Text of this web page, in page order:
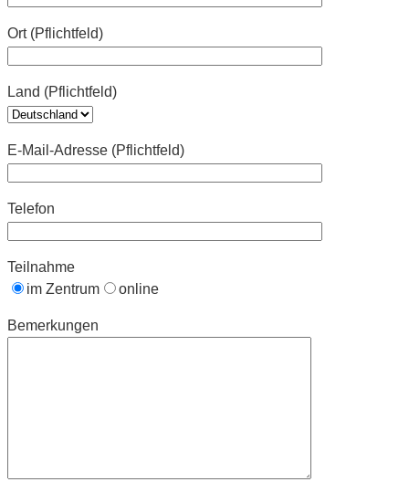
Ort (Pflichtfeld)
Land (Pflichtfeld)
E-Mail-Adresse (Pflichtfeld)
Telefon
Teilnahme
im Zentrum
online
Bemerkungen